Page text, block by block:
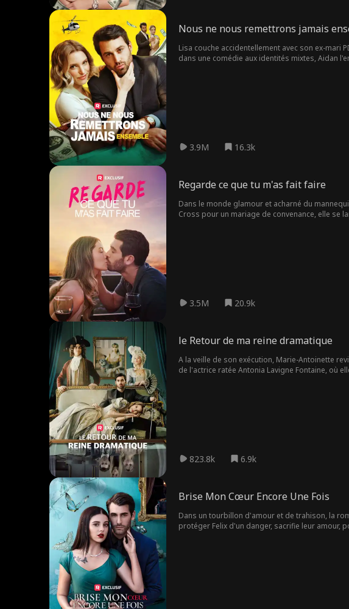
Nous ne nous remettrons jamais
Lisa couche accidentellement avec son ex-mari
dans une comédie aux identités mixtes, Aidan
3.9M 16.3k
Regarde ce que tu m'as fait faire
Dans le monde glamour et acharné du
Cross pour un mariage de convenance, elle se
3.5M 20.9k
le Retour de ma reine dramatique
A la veille de son exécution, Marie-Antoinette
de l'actrice ratée Antonia Lavigne Fontaine, où
823.8k 6.9k
Brise Mon Cœur Encore Une Fois
Dans un tourbillon d'amour et de trahison, la
protéger Felix d'un danger, sacrifie leur amour,